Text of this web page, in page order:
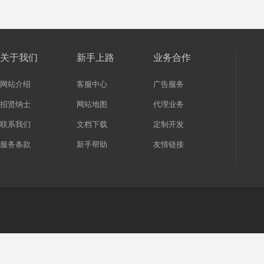
关于我们
网站介绍
招贤纳士
联系我们
服务条款
新手上路
客服中心
网站地图
文档下载
新手帮助
业务合作
广告服务
代理业务
定制开发
友情链接